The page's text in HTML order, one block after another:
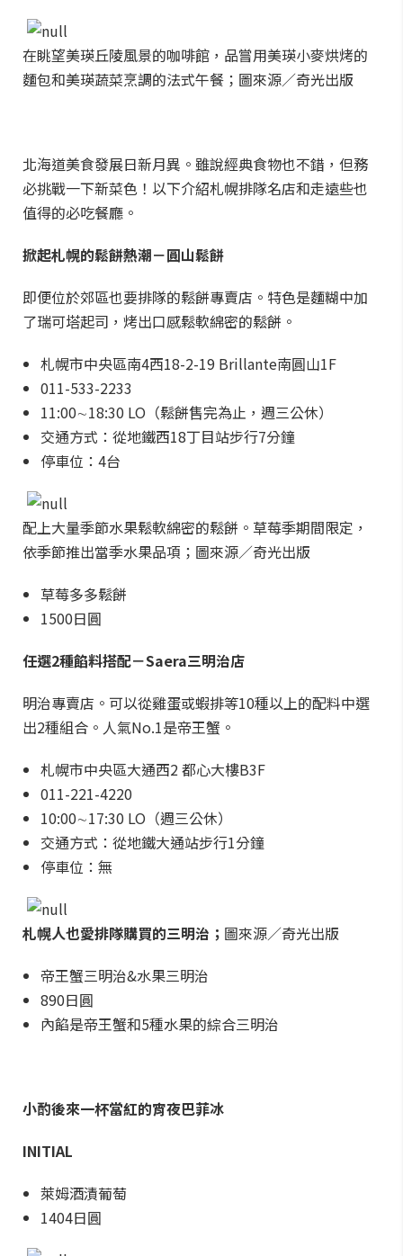
在眺望美瑛丘陵風景的咖啡館，品嘗用美瑛小麥烘烤的
麵包和美瑛蔬菜烹調的法式午餐；圖來源／奇光出版
北海道美食發展日新月異。雖說經典食物也不錯，但務
必挑戰一下新菜色！以下介紹札幌排隊名店和走遠些也
值得的必吃餐廳。
掀起札幌的鬆餅熱潮－圓山鬆餅
即便位於郊區也要排隊的鬆餅專賣店。特色是麵糊中加
了瑞可塔起司，烤出口感鬆軟綿密的鬆餅。
札幌市中央區南4西18-2-19 Brillante南圓山1F
011-533-2233
11:00∼18:30 LO（鬆餅售完為止，週三公休）
交通方式：從地鐵西18丁目站步行7分鐘
停車位：4台
配上大量季節水果鬆軟綿密的鬆餅。草莓季期間限定，
依季節推出當季水果品項；圖來源／奇光出版
草莓多多鬆餅
1500日圓
任選2種餡料搭配－Saera三明治店
明治專賣店。可以從雞蛋或蝦排等10種以上的配料中選
出2種組合。人氣No.1是帝王蟹。
札幌市中央區大通西2 都心大樓B3F
011-221-4220
10:00∼17:30 LO（週三公休）
交通方式：從地鐵大通站步行1分鐘
停車位：無
札幌人也愛排隊購買的三明治； 圖來源／奇光出版
帝王蟹三明治&水果三明治
890日圓
內餡是帝王蟹和5種水果的綜合三明治
小酌後來一杯當紅的宵夜巴菲冰
INITIAL
萊姆酒漬葡萄
1404日圓